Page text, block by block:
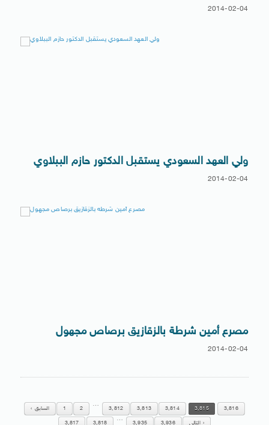
2014-02-04
ولي العهد السعودي يستقبل الدكتور حازم الببلاوي
2014-02-04
مصرع أمين شرطة بالزقازيق برصاص مجهول
2014-02-04
السابق 1 2
…
3,812 3,813 3,814 3,815 3,816
3,817 3,818
…
3,935 3,936 التالي